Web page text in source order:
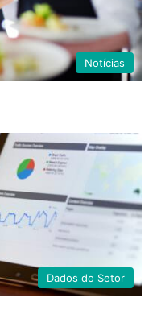
Notícias
Dados do Setor